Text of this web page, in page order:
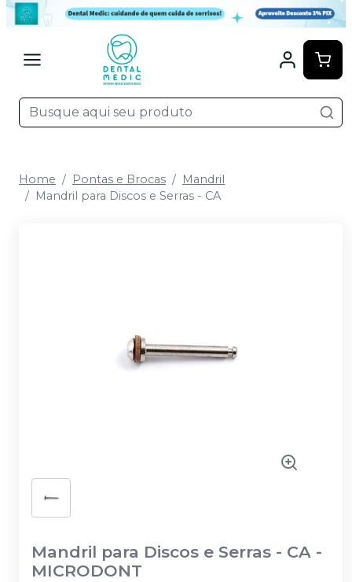
Home Pontas e Brocas
Mandril
Mandril para Discos e Serras - CA
Mandril para Discos e Serras - CA -
MICRODONT